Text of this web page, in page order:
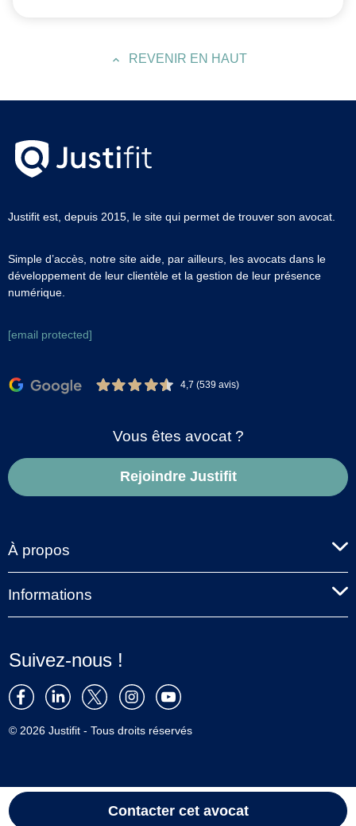
REVENIR EN HAUT
Contacter cet avocat
Justifit est, depuis 2015, le site qui permet de trouver son avocat.
Simple d’accès, notre site aide, par ailleurs, les avocats dans le
développement de leur clientèle et la gestion de leur présence
numérique.
[email protected]
4,7 (539 avis)
Vous êtes avocat ?
Rejoindre Justifit
À propos
Informations
Suivez-nous !
© 2026 Justifit - Tous droits réservés